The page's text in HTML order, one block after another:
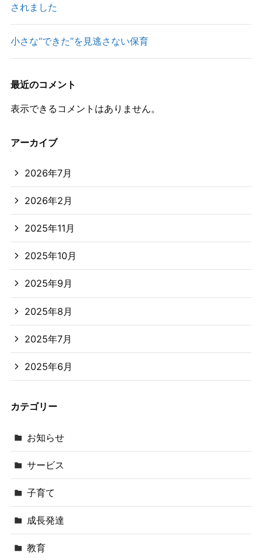
されました
小さな“できた”を見逃さない保育
最近のコメント
表示できるコメントはありません。
アーカイブ
2026年7月
2026年2月
2025年11月
2025年10月
2025年9月
2025年8月
2025年7月
2025年6月
カテゴリー
お知らせ
サービス
子育て
成長発達
教育